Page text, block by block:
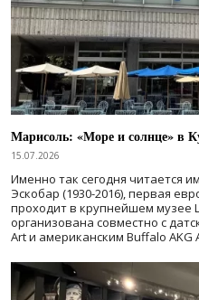
Марисоль: «Море и солнце» в
15.07.2026
Именно так сегодня читается
Эскобар (1930-2016), первая
проходит в крупнейшем музее
организована совместно с
Art и американским Buffalo AKG